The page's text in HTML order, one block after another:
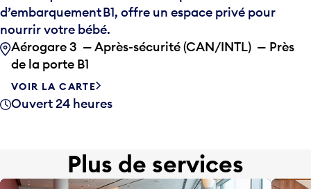
d’embarquement B1, offre un espace privé pour
nourrir votre bébé.
Aérogare 3 — Après-sécurité (CAN/INTL) — Près
de la porte B1
VOIR LA CARTE
Ouvert 24 heures
Plus de services